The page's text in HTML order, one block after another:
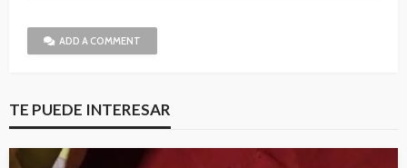
ADD A COMMENT
TE PUEDE INTERESAR